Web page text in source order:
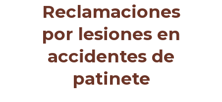
Reclamaciones
por lesiones en
accidentes de
patinete